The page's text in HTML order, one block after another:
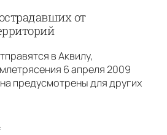
от
в Аквилу,
6 апреля 2009
предусмотрены для других